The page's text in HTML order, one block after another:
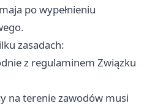
po wypełnieniu
zasadach:
z regulaminem Związku
na terenie zawodów musi